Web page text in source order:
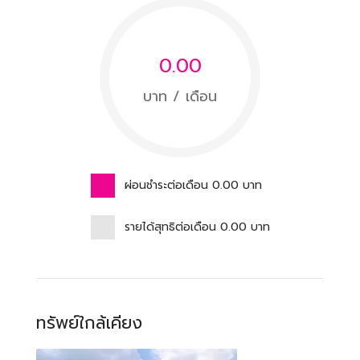
0.00
บาท / เดือน
ผ่อนชำระต่อเดือน 0.00 บาท
รายได้สุทธิต่อเดือน 0.00 บาท
ทรัพย์ใกล้เคียง